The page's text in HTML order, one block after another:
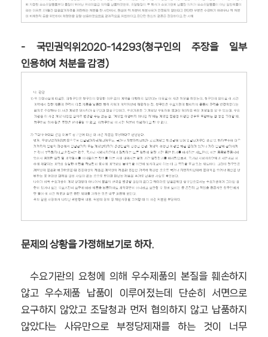
- 국민권익위2020-14293(청구인의 주장을 일부
인용하여 처분을 감경)
문제의 상황을 가정해보기로 하자.
수요기관의 요청에 의해 우수제품의 본질을 훼손하지
않고 우수제품 납품이 이루어졌는데 단순히 서면으로
요구하지 않았고 조달청과 먼저 협의하지 않고 납품하지
않았다는 사유만으로 부정당제재를 하는 것이 너무